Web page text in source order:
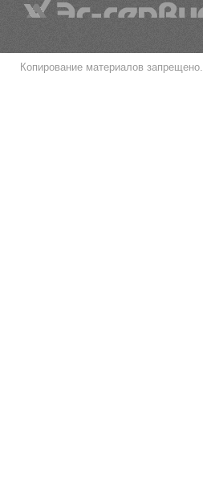
Копирование материалов запрещено.